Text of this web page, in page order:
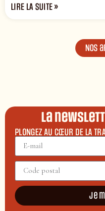
LIRE LA SUITE »
Nos
La
PLONGEZ AU CŒUR DE LA
Je